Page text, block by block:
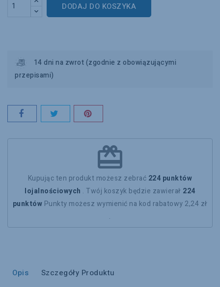
DODAJ DO KOSZYKA
14 dni na zwrot (zgodnie z obowiązującymi
przepisami)
redeem
Kupując ten produkt możesz zebrać 224 punktów
lojalnościowych . Twój koszyk będzie zawierał 224
punktów Punkty możesz wymienić na kod rabatowy 2,24 zł
.
Opis Szczegóły Produktu